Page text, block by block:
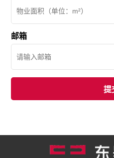
邮箱